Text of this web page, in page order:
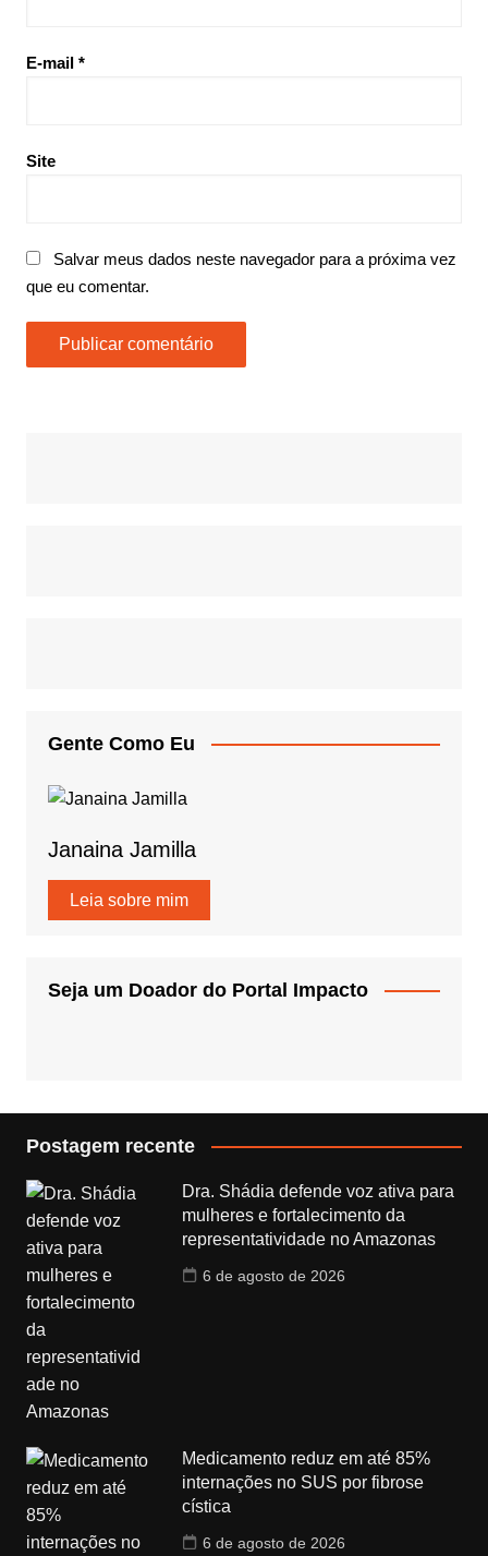
E-mail *
Site
Salvar meus dados neste navegador para a próxima vez
que eu comentar.
Gente Como Eu
Janaina Jamilla
Leia sobre mim
Seja um Doador do Portal Impacto
Postagem recente
Dra. Shádia defende voz ativa para
mulheres e fortalecimento da
representatividade no Amazonas
6 de agosto de 2026
Medicamento reduz em até 85%
internações no SUS por fibrose
cística
6 de agosto de 2026